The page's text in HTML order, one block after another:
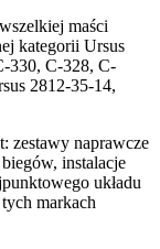
maści
kategorii Ursus
330, C-328, C-
2812-35-14,
zestawy naprawcze
instalacje
układu
markach